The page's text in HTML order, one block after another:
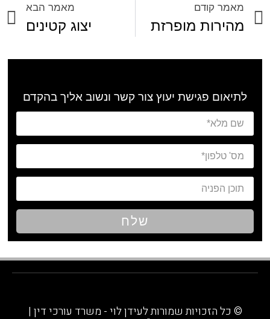
מאמר קודם
מהירות מופרזת
מאמר הבא
יצוג קטינים
לתיאום פגישת יעוץ צור קשר ונשוב אליך בהקדם
שלח
© כל הזכויות שמורות לעידן לוי - משרד עורכי דין |